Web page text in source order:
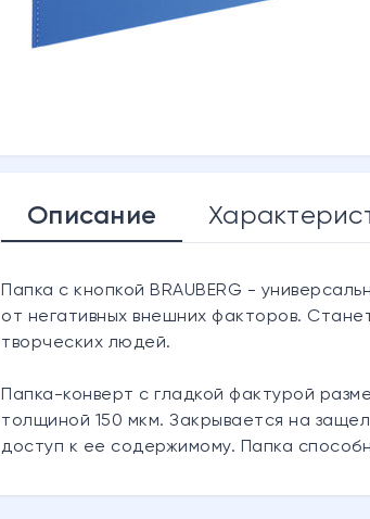
Описание
Папка с кнопкой BRAUBERG -
от негативных внешних факторов.
творческих людей.
Папка-конверт с гладкой фактурой
толщиной 150 мкм. Закрывается на
доступ к ее содержимому. Папка